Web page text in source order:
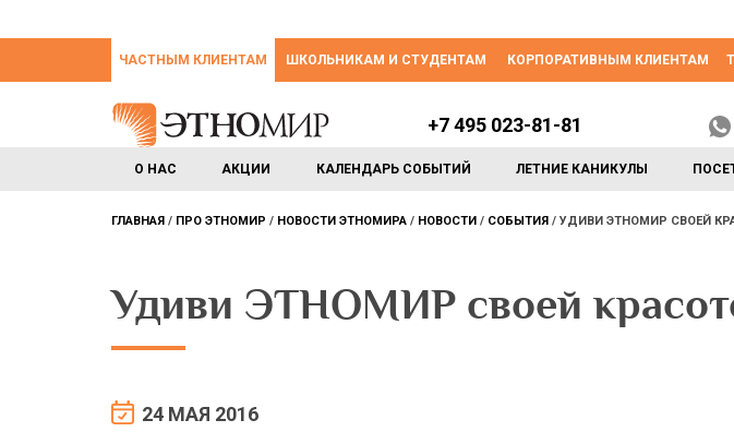
ЧАСТНЫМ КЛИЕНТАМ ШКОЛЬНИКАМ И СТУДЕНТАМ КОРПОРАТИВНЫМ КЛИЕНТАМ
О НАС АКЦИИ КАЛЕНДАРЬ СОБЫТИЙ ЛЕТНИЕ КАНИКУЛЫ
+7 495 023-81-81
ГЛАВНАЯ ПРО ЭТНОМИР НОВОСТИ ЭТНОМИРА НОВОСТИ СОБЫТИЯ УДИВИ ЭТНОМИР СВОЕЙ
Удиви ЭТНОМИР своей
24 МАЯ 2016